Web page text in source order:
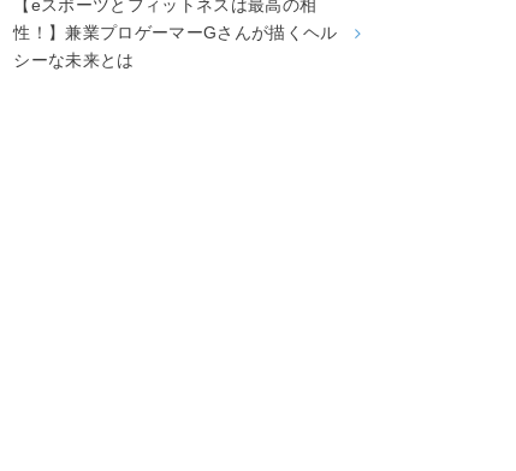
【eスポーツとフィットネスは最高の相
性！】兼業プロゲーマーGさんが描くヘル
シーな未来とは